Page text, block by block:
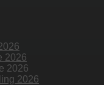
2026
2026
2026